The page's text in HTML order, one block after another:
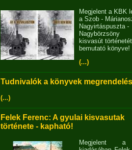
Megjelent a KBK
a Szob -
Nagyirtáspuszta -
Nagybörzsöny
kisvasút történetét
bemutató könyve!
(...)
Tudnivalók a könyvek
(...)
Felek Ferenc: A gyulai kisvasutak
története - kapható!
Megjelent